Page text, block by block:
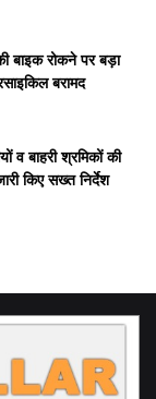
बाइक रोकने पर बड़ा
बरामद
व बाहरी श्रमिकों की
किए सख्त निर्देश